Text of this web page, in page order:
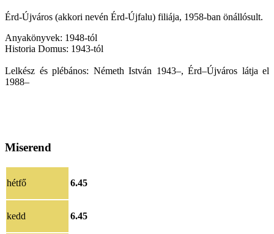
Érd-Újváros (akkori nevén Érd-Újfalu) filiája, 1958-ban önállósult.
Anyakönyvek: 1948-tól
Historia Domus: 1943-tól
Lelkész és plébános: Németh István 1943–, Érd–Újváros látja el
1988–
Miserend
hétfő 6.45
kedd 6.45